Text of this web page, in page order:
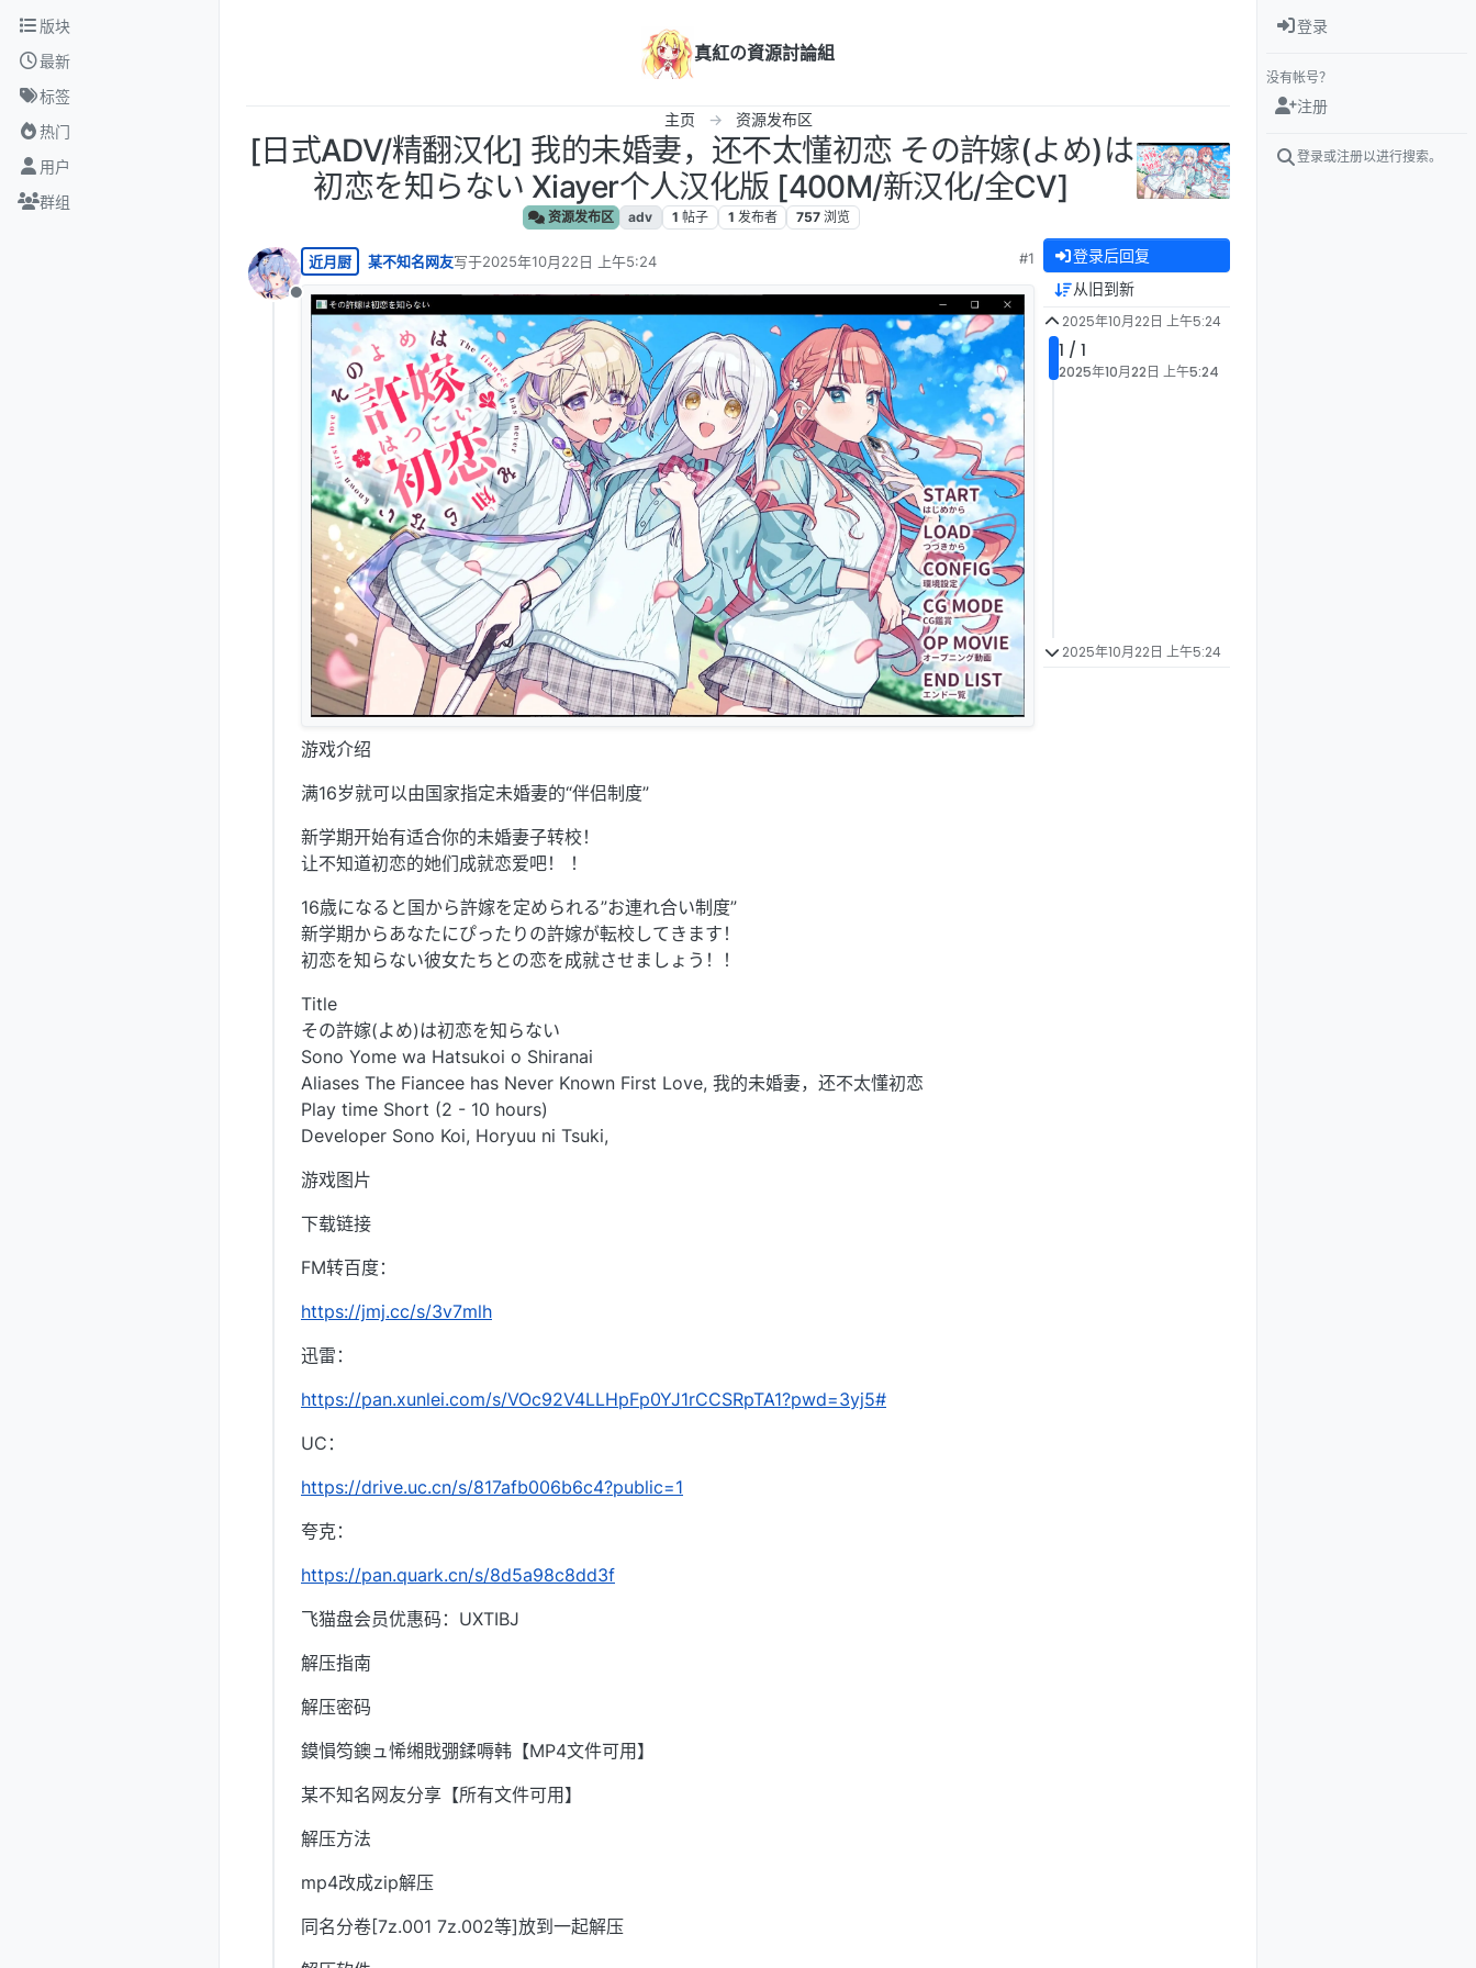
跳转至内容
版块
最新
标签
热门
用户
群组
真紅の資源討論組
主页 资源发布区
[日式ADV/精翻汉化] 我的未婚妻，还不太懂初恋 その許嫁(よめ)は
初恋を知らない Xiayer个人汉化版 [400M/新汉化/全CV]
资源发布区 adv 1 帖子 1 发布者 757 浏览
离线
近月厨 某不知名网友写于2025年10月22日 上午5:24
最后由 编辑
#1
游戏介绍
满16岁就可以由国家指定未婚妻的“伴侣制度”
新学期开始有适合你的未婚妻子转校！
让不知道初恋的她们成就恋爱吧！ ！
16歳になると国から許嫁を定められる”お連れ合い制度”
新学期からあなたにぴったりの許嫁が転校してきます！
初恋を知らない彼女たちとの恋を成就させましょう！！
Title
その許嫁(よめ)は初恋を知らない
Sono Yome wa Hatsukoi o Shiranai
Aliases The Fiancee has Never Known First Love, 我的未婚妻，还不太懂初恋
Play time Short (2 - 10 hours)
Developer Sono Koi, Horyuu ni Tsuki,
游戏图片
下载链接
FM转百度：
https://jmj.cc/s/3v7mlh
迅雷：
https://pan.xunlei.com/s/VOc92V4LLHpFp0YJ1rCCSRpTA1?pwd=3yj5#
UC：
https://drive.uc.cn/s/817afb006b6c4?public=1
夸克：
https://pan.quark.cn/s/8d5a98c8dd3f
飞猫盘会员优惠码：UXTIBJ
解压指南
解压密码
鏌愪笉鐭ュ悕缃戝弸鍒嗕韩【MP4文件可用】
某不知名网友分享【所有文件可用】
解压方法
mp4改成zip解压
同名分卷[7z.001 7z.002等]放到一起解压
登录后回复
从旧到新
2025年10月22日 上午5:24
1 / 1
2025年10月22日 上午5:24
2025年10月22日 上午5:24
登录
没有帐号？
注册
登录或注册以进行搜索。